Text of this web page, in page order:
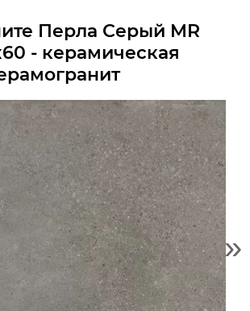
Перла Серый MR
- керамическая
»